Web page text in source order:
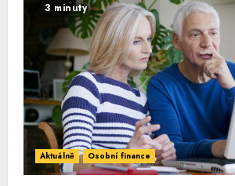
3 minuty
Aktuálně Osobní finance